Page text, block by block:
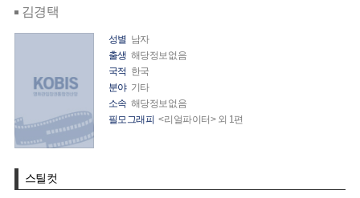
김경택
성별 남자
출생 해당정보없음
국적 한국
분야 기타
소속 해당정보없음
필모그래피 <리얼파이터> 외 1편
스틸컷